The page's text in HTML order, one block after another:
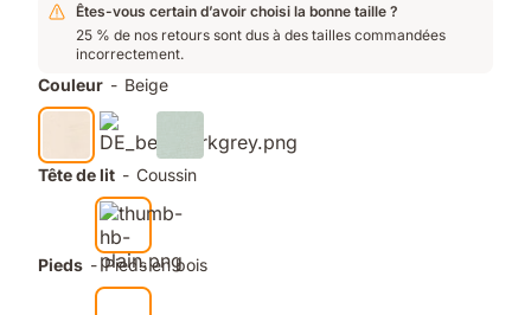
aération
maximale
Êtes-vous certain d’avoir choisi la bonne taille ?
25 % de nos retours sont dus à des tailles commandées
incorrectement.
Couleur - Beige
Tête de lit - Coussin
Pieds - Pieds en bois